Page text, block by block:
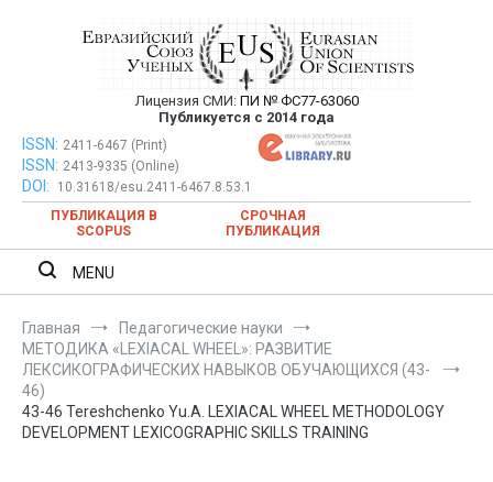
Евразийский Союз Ученых —
публикация научных статей в
ежемесячном научном журнале
Лицензия СМИ: ПИ № ФС77-63060
Публикуется с 2014 года
Евразийский Союз Ученых — публикация научных статей в
ежемесячном научном журнале
ISSN: 2411-6467 (Print)
ISSN: 2413-9335 (Online)
DOI:
10.31618/esu.2411-6467.8.53.1
ПУБЛИКАЦИЯ В
SCOPUS
СРОЧНАЯ
ПУБЛИКАЦИЯ
MENU
Главная
Педагогические науки
МЕТОДИКА «LEXIACAL WHEEL»: РАЗВИТИЕ
ЛЕКСИКОГРАФИЧЕСКИХ НАВЫКОВ ОБУЧАЮЩИХСЯ (43-
46)
43-46 Tereshchenko Yu.A. LEXIACAL WHEEL METHODOLOGY
DEVELOPMENT LEXICOGRAPHIC SKILLS TRAINING